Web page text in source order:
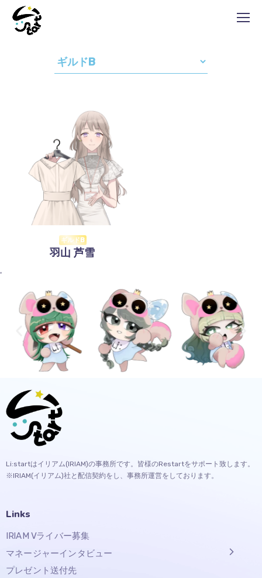
ギルドB
羽山 芦雪
'
Li:startはイリアム(IRIAM)の事務所です。皆様のRestartをサポート致します。
※IRIAM(イリアム)社と配信契約をし、事務所運営をしております。
Links
IRIAM Vライバー募集
マネージャーインタビュー
プレゼント送付先